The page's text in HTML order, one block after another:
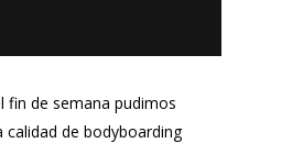
fin de semana pudimos
calidad de bodyboarding